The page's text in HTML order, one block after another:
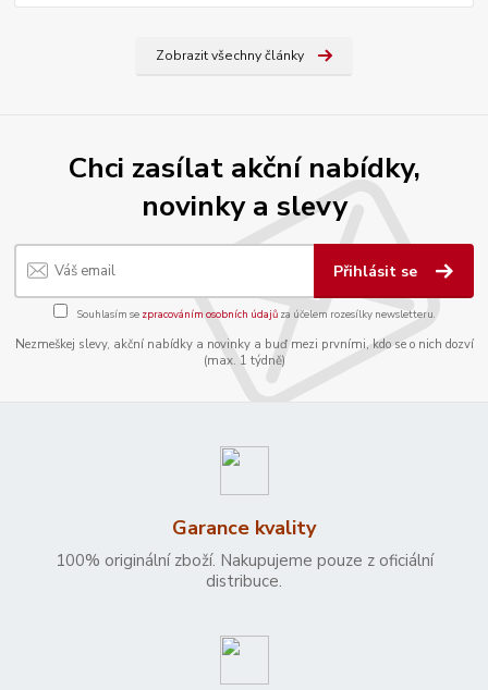
Zobrazit všechny články
Chci zasílat akční nabídky,
novinky a slevy
Přihlásit se
Souhlasím se zpracováním osobních údajůza účelem rozesílky newsletteru.
Nezmeškej slevy, akční nabídky a novinky a buď mezi prvními, kdo se o nich dozví
(max. 1 týdně)
Garance kvality
100% originální zboží. Nakupujeme pouze z oficiální
distribuce.